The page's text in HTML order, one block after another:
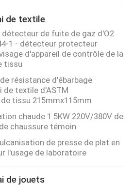
de textile
détecteur de fuite de gaz d'O2
1 - détecteur protecteur
d'appareil de contrôle de la
tissu
résistance d'ébarbage
de textile d'ASTM
tissu 215mmx115mm
chaude 1.5KW 220V/380V de
chaussure témoin
de presse de plat en
l'usage de laboratoire
de jouets